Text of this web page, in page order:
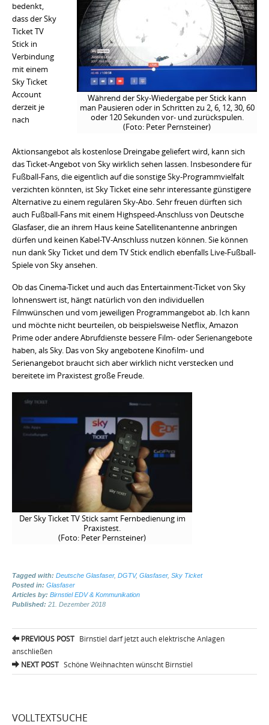
Während der Sky-Wiedergabe per Stick kann
man Pausieren oder in Schritten zu 2, 6, 12, 30, 60
oder 120 Sekunden vor- und zurückspulen.
(Foto: Peter Pernsteiner)
bedenkt,
dass der Sky
Ticket TV
Stick in
Verbindung
mit einem
Sky Ticket
Account
derzeit je
nach
Aktionsangebot als kostenlose Dreingabe geliefert wird, kann sich
das Ticket-Angebot von Sky wirklich sehen lassen. Insbesondere für
Fußball-Fans, die eigentlich auf die sonstige Sky-Programmvielfalt
verzichten könnten, ist Sky Ticket eine sehr interessante günstigere
Alternative zu einem regulären Sky-Abo. Sehr freuen dürften sich
auch Fußball-Fans mit einem Highspeed-Anschluss von Deutsche
Glasfaser, die an ihrem Haus keine Satellitenantenne anbringen
dürfen und keinen Kabel-TV-Anschluss nutzen können. Sie können
nun dank Sky Ticket und dem TV Stick endlich ebenfalls Live-Fußball-
Spiele von Sky ansehen.
Ob das Cinema-Ticket und auch das Entertainment-Ticket von Sky
lohnenswert ist, hängt natürlich von den individuellen
Filmwünschen und vom jeweiligen Programmangebot ab. Ich kann
und möchte nicht beurteilen, ob beispielsweise Netflix, Amazon
Prime oder andere Abrufdienste bessere Film- oder Serienangebote
haben, als Sky. Das von Sky angebotene Kinofilm- und
Serienangebot braucht sich aber wirklich nicht verstecken und
bereitete im Praxistest große Freude.
Der Sky Ticket TV Stick samt Fernbedienung im
Praxistest.
(Foto: Peter Pernsteiner)
Tagged with: Deutsche Glasfaser, DGTV, Glasfaser, Sky Ticket
Posted in: Glasfaser
Articles by: Birnstiel EDV & Kommunikation
Published: 21. Dezember 2018
Post
navigation
PREVIOUS POST Birnstiel darf jetzt auch elektrische Anlagen
anschließen
NEXT POST Schöne Weihnachten wünscht Birnstiel
VOLLTEXTSUCHE